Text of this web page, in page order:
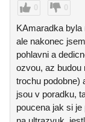
0 0
KAmaradka
ale nakonec
pohlavni a
ozvou, az budou
trochu podobne)
jsou v poradku,
poucena jak si